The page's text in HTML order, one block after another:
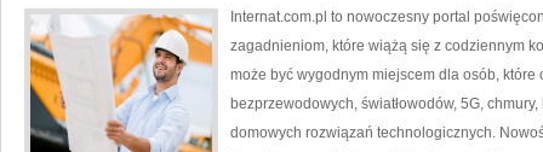
Internat.com.pl to nowoczesny portal
zagadnieniom, które wiążą się z codziennym
może być wygodnym miejscem dla osób,
bezprzewodowych, światłowodów, 5G,
domowych rozwiązań technologicznych.